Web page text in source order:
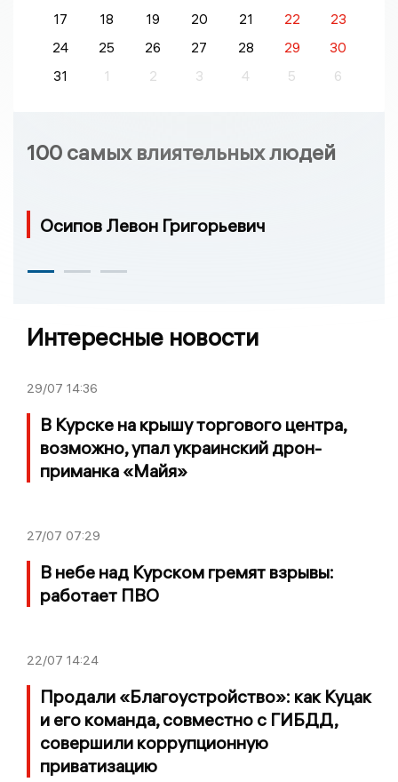
17
18 19 20 21 22
23
24
25 26 27 28 29
30
31
1 2 3 4 5 6
100 самых влиятельных людей
Осипов Левон Григорьевич
Интересные новости
29/07 14:36
В Курске на крышу торгового центра,
возможно, упал украинский дрон-
приманка «Майя»
27/07 07:29
В небе над Курском гремят взрывы:
работает ПВО
22/07 14:24
Продали «Благоустройство»: как Куцак
и его команда, совместно с ГИБДД,
совершили коррупционную
приватизацию